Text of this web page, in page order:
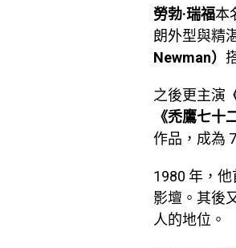
勞勃·瑞福本
朗外型與精
Newman）
之後更主演
《禿鷹七十
作品，成為
1980 年，
影壇。其後
人的地位。